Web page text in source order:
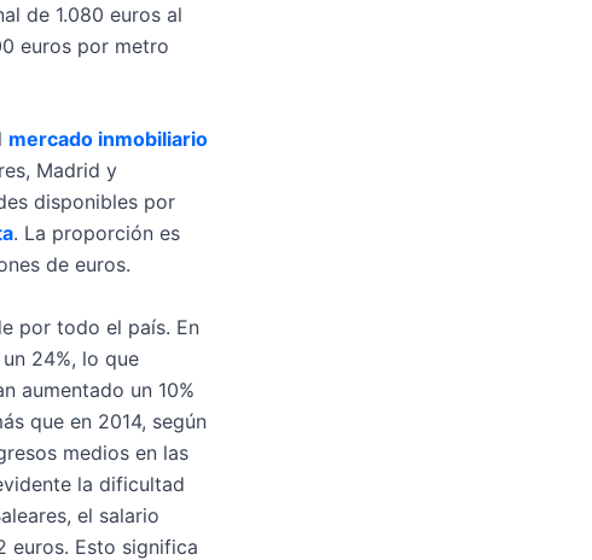
de 1.080 euros al
euros por metro
mercado inmobiliario
Madrid y
disponibles por
. La proporción es
de euros.
por todo el país. En
24%, lo que
aumentado un 10%
que en 2014, según
medios en las
la dificultad
el salario
euros. Esto significa